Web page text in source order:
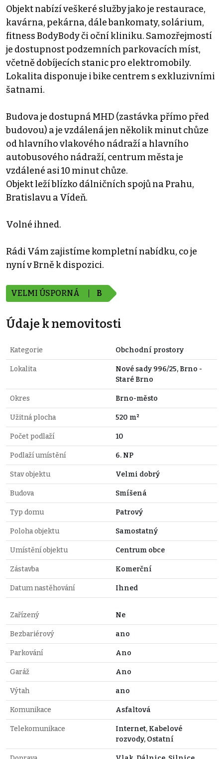
Objekt nabízí veškeré služby jako je restaurace,
kavárna, pekárna, dále bankomaty, solárium,
fitness BodyBody či oční kliniku. Samozřejmostí
je dostupnost podzemních parkovacích míst,
včetně dobíjecích stanic pro elektromobily.
Lokalita disponuje i bike centrem s exkluzivními
šatnami.
Budova je dostupná MHD (zastávka přímo před
budovou) a je vzdálená jen několik minut chůze
od hlavního vlakového nádraží a hlavního
autobusového nádraží, centrum města je
vzdálené asi 10 minut chůze.
Objekt leží blízko dálničních spojů na Prahu,
Bratislavu a Vídeň.
Volné ihned.
Rádi Vám zajistíme kompletní nabídku, co je
nyní v Brně k dispozici.
VELMI ÚSPORNÁ B
Údaje k nemovitosti
Kategorie Obchodní prostory
Lokalita
Nové sady 996/25, Brno -
Staré Brno
Okres Brno-město
Užitná plocha 520 m²
Počet podlaží 10
Podlaží umístění 6. NP
Stav objektu Velmi dobrý
Budova Smíšená
Typ domu Patrový
Poloha objektu Samostatný
Umístění objektu Centrum obce
Zástavba Komerční
Datum nastěhování Ihned
Zařízený Ne
Bezbariérový ano
Parkování Ano
Garáž Ano
Výtah ano
Komunikace Asfaltová
Telekomunikace
Internet, Kabelové
rozvody, Ostatní